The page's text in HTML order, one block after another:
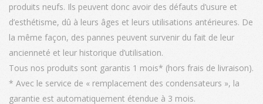
produits neufs. Ils peuvent donc avoir des défauts d’usure et
d’esthétisme, dû à leurs âges et leurs utilisations antérieures. De
la même façon, des pannes peuvent survenir du fait de leur
ancienneté et leur historique d’utilisation.
Tous nos produits sont garantis 1 mois* (hors frais de livraison).
* Avec le service de « remplacement des condensateurs », la
garantie est automatiquement étendue à 3 mois.